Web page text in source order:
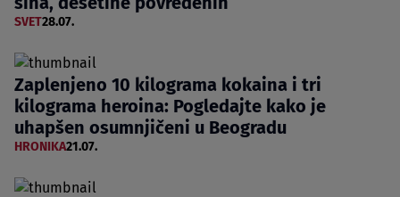
SVET28.07.
Zaplenjeno 10 kilograma kokaina i tri
kilograma heroina: Pogledajte kako je
uhapšen osumnjičeni u Beogradu
HRONIKA21.07.